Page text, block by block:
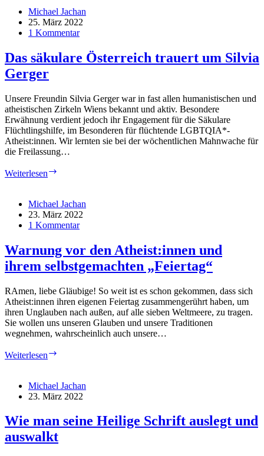
—
First
Light
the
James
Telescope:
Russell’s
teapot
spotted
—
Will
further
—
Breaking
News
Michael Jachan
25. März 2022
1 Kommentar
Das säkulare Österreich trauert um Silvia
Gerger
Unsere Freundin Silvia Gerger war in fast allen humanistischen und
atheistischen Zirkeln Wiens bekannt und aktiv. Besondere
Erwähnung verdient jedoch ihr Engagement für die Säkulare
Flüchtlingshilfe, im Besonderen für flüchtende LGBTQIA*-
Atheist:innen. Wir lernten sie bei der wöchentlichen Mahnwache für
die Freilassung…
Weiterlesen
trauert
um
Silvia
Michael Jachan
23. März 2022
1 Kommentar
Warnung vor den Atheist:innen und
ihrem selbstgemachten „Feiertag“
RAmen, liebe Gläubige! So weit ist es schon gekommen, dass sich
Atheist:innen ihren eigenen Feiertag zusammengerührt haben, um
ihren Unglauben nach außen, auf alle sieben Weltmeere, zu tragen.
Sie wollen uns unseren Glauben und unsere Traditionen
wegnehmen, wahrscheinlich auch unsere…
Weiterlesen
Atheist:innen
und
selbstgemachten
„Feiertag“
Michael Jachan
23. März 2022
Wie man seine Heilige Schrift auslegt und
auswalkt